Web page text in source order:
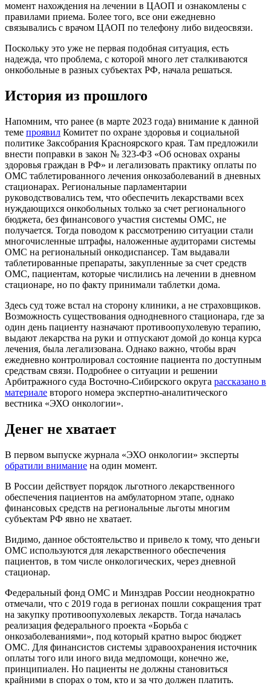
момент нахождения на лечении в ЦАОП и ознакомлены с
правилами приема. Более того, все они ежедневно
связывались с врачом ЦАОП по телефону либо видеосвязи.
Поскольку это уже не первая подобная ситуация, есть
надежда, что проблема, с которой много лет сталкиваются
онкобольные в разных субъектах РФ, начала решаться.
История из прошлого
Напомним, что ранее (в марте 2023 года) внимание к данной
теме проявил Комитет по охране здоровья и социальной
политике Заксобрания Красноярского края. Там предложили
внести поправки в закон № 323-ФЗ «Об основах охраны
здоровья граждан в РФ» и легализовать практику оплаты по
ОМС таблетированного лечения онкозаболеваний в дневных
стационарах. Региональные парламентарии
руководствовались тем, что обеспечить лекарствами всех
нуждающихся онкобольных только за счет регионального
бюджета, без финансового участия системы ОМС, не
получается. Тогда поводом к рассмотрению ситуации стали
многочисленные штрафы, наложенные аудиторами системы
ОМС на региональный онкодиспансер. Там выдавали
таблетированные препараты, закупленные за счет средств
ОМС, пациентам, которые числились на лечении в дневном
стационаре, но по факту принимали таблетки дома.
Здесь суд тоже встал на сторону клиники, а не страховщиков.
Возможность существования однодневного стационара, где за
один день пациенту назначают противоопухолевую терапию,
выдают лекарства на руки и отпускают домой до конца курса
лечения, была легализована. Однако важно, чтобы врач
ежедневно контролировал состояние пациента по доступным
средствам связи. Подробнее о ситуации и решении
Арбитражного суда Восточно-Сибирского округа рассказано в
материале второго номера экспертно-аналитического
вестника «ЭХО онкологии».
Денег не хватает
В первом выпуске журнала «ЭХО онкологии» эксперты
обратили внимание на один момент.
В России действует порядок льготного лекарственного
обеспечения пациентов на амбулаторном этапе, однако
финансовых средств на региональные льготы многим
субъектам РФ явно не хватает.
Видимо, данное обстоятельство и привело к тому, что деньги
ОМС используются для лекарственного обеспечения
пациентов, в том числе онкологических, через дневной
стационар.
Федеральный фонд ОМС и Минздрав России неоднократно
отмечали, что с 2019 года в регионах пошли сокращения трат
на закупку противоопухолевых лекарств. Тогда началась
реализация федерального проекта «Борьба с
онкозаболеваниями», под который кратно вырос бюджет
ОМС. Для финансистов системы здравоохранения источник
оплаты того или иного вида медпомощи, конечно же,
принципиален. Но пациенты не должны становиться
крайними в спорах о том, кто и за что должен платить.